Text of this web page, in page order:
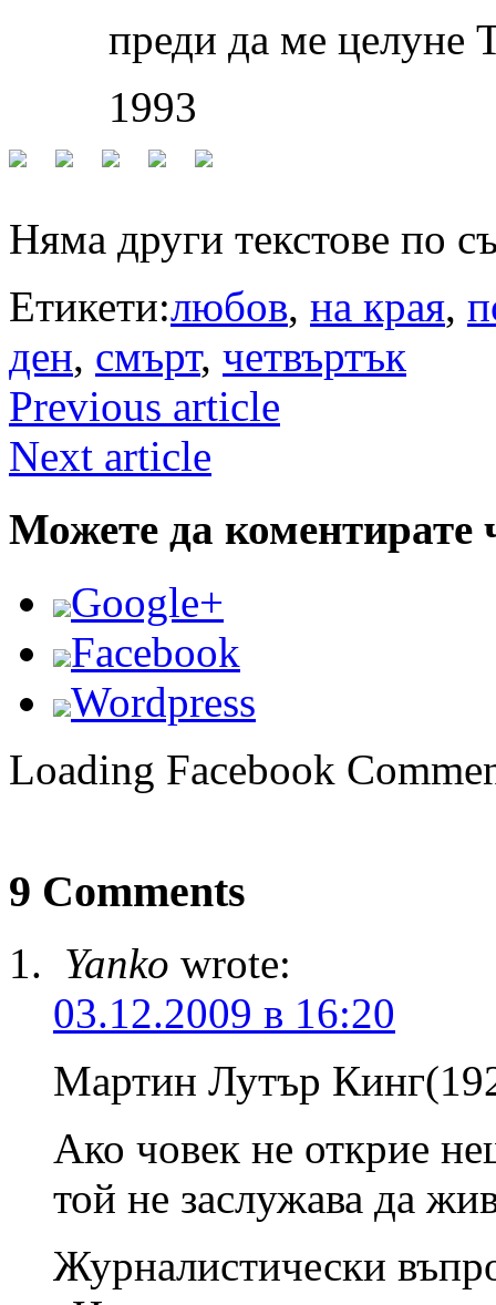
преди да ме целуне
1993
Няма други текстове по
Етикети:любов, на края,
ден, смърт, четвъртък
Previous article
Next article
Можете да коментирате
Google+
Facebook
Wordpress
Loading Facebook
9 Comments
Yanko wrote:
03.12.2009 в 16:20
Мартин Лутър
Ако човек не открие
той не заслужава да
Журналистически